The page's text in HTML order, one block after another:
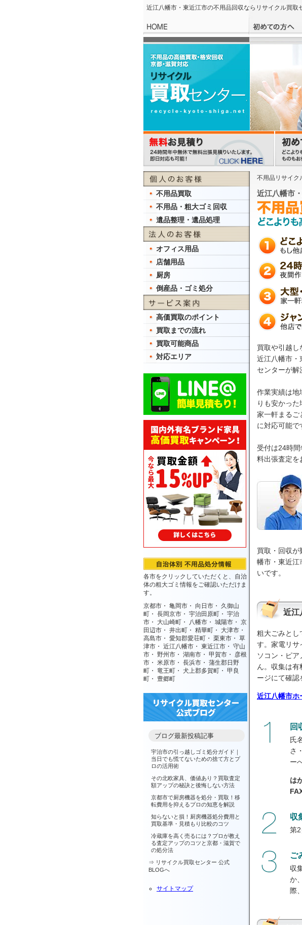
近江八幡市・東近江市の不用品回収ならリサイクル買取
近江八幡市
買取や引越し
近江八幡市・
センターが解
作業実績は地
りも安かっ
家一軒まるご
に対応可能で
受付は24時
料出張査定を
買取・回収が
幡市・東近江
いです。
近江
粗大ごみとし
す。家電リサ
ソコン・ピ
ん。収集は
ージにて確認
近江八幡市ホ
回
氏
さ
ー
は
収
第
ご
収
か
際
不用品買取
不用品・粗大ゴミ回収
遺品整理・遺品処理
オフィス用品
店舗用品
厨房
倒産品・ゴミ処分
高価買取のポイント
買取までの流れ
買取可能商品
対応エリア
各市をクリックしていただくと、自治
体の粗大ゴミ情報をご確認いただけま
す。
京都市 ・ 亀岡市 ・ 向日市 ・ 久御山
町 ・ 長岡京市 ・ 宇治田原町 ・ 宇治
市 ・ 大山崎町 ・ 八幡市 ・ 城陽市 ・ 京
田辺市 ・ 井出町 ・ 精華町 ・ 大津市 ・
高島市 ・ 愛知郡愛荘町 ・ 栗東市 ・ 草
津市 ・ 近江八幡市 ・ 東近江市 ・ 守山
市 ・ 野州市 ・ 湖南市 ・ 甲賀市 ・ 彦根
市 ・ 米原市 ・ 長浜市 ・ 蒲生郡日野
町 ・ 竜王町 ・ 犬上郡多賀町 ・ 甲良
町 ・ 豊郷町
ブログ最新投稿記事
宇治市の引っ越しゴミ処分ガイド｜
当日でも慌てないための捨て方とプ
ロの活用術
その北欧家具、価値あり？買取査定
額アップの秘訣と後悔しない方法
京都市で厨房機器を処分・買取！移
転費用を抑えるプロの知恵を解説
知らないと損！厨房機器処分費用と
買取基準・見積もり比較のコツ
冷蔵庫を高く売るには？プロが教え
る査定アップのコツと京都・滋賀で
の処分法
⇒ リサイクル買取センター 公式
BLOGへ
サイトマップ
不用品リサイク